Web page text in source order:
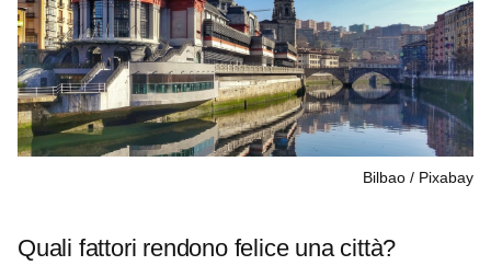
Bilbao Pixabay
Quali fattori rendono felice una città?